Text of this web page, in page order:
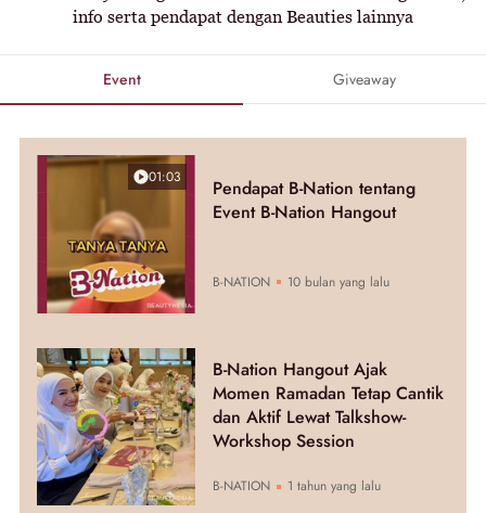
info serta pendapat dengan Beauties lainnya
Event Giveaway
01:03
Pendapat B-Nation tentang
Event B-Nation Hangout
B-NATION 10 bulan yang lalu
B-Nation Hangout Ajak
Momen Ramadan Tetap Cantik
dan Aktif Lewat Talkshow-
Workshop Session
B-NATION 1 tahun yang lalu